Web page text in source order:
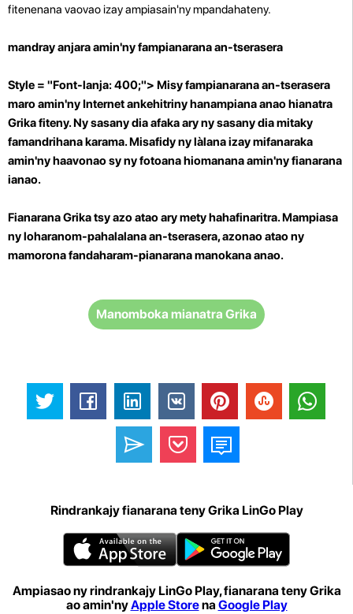
fitenenana vaovao izay ampiasain'ny mpandahateny.
mandray anjara amin'ny fampianarana an-tserasera
Style = "Font-lanja: 400;"> Misy fampianarana an-tserasera
maro amin'ny Internet ankehitriny hanampiana anao hianatra
Grika fiteny. Ny sasany dia afaka ary ny sasany dia mitaky
famandrihana karama. Misafidy ny làlana izay mifanaraka
amin'ny haavonao sy ny fotoana hiomanana amin'ny fianarana
ianao.
Fianarana Grika tsy azo atao ary mety hahafinaritra. Mampiasa
ny loharanom-pahalalana an-tserasera, azonao atao ny
mamorona fandaharam-pianarana manokana anao.
Manomboka mianatra Grika
Rindrankajy fianarana teny Grika LinGo Play
Ampiasao ny rindrankajy LinGo Play, fianarana teny Grika
ao amin'nyApple Storena Google Play